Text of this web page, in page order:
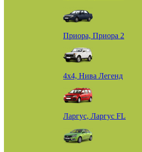
Приора, Приора 2
4х4, Нива Легенд
Ларгус, Ларгус FL